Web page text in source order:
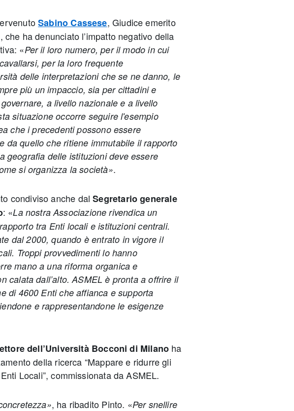
Sabino Cassese, Giudice emerito
ha denunciato l’impatto negativo della
«Per il loro numero, per il modo in cui
per la loro frequente
delle interpretazioni che se ne danno, le
più un impaccio, sia per cittadini e
a livello nazionale e a livello
situazione occorre seguire l'esempio
che i precedenti possono essere
da quello che ritiene immutabile il rapporto
geografia delle istituzioni deve essere
si organizza la società».
condiviso anche dalSegretario generale
: «La nostra Associazione rivendica un
tra Enti locali e istituzioni centrali.
dal 2000, quando è entrato in vigore il
Troppi provvedimenti lo hanno
mano a una riforma organica e
calata dall’alto. ASMEL è pronta a offrire il
di 4600 Enti che affianca e supporta
e rappresentandone le esigenze
dell’Università Bocconi di Milano ha
della ricerca “Mappare e ridurre gli
Locali”, commissionata da ASMEL.
, ha ribadito Pinto. «Per snellire